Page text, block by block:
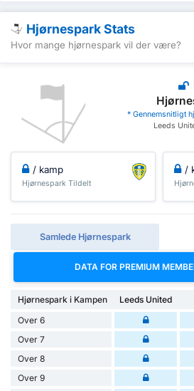
Hjørnespark Stats
Hvor mange hjørnespark vil der være?
* Gennemsnitligt
Leeds
/ kamp
Hjørnespark Tildelt
/
Samlede Hjørnespark
DATA FOR PREMIUM
Hjørnespark i Kampen Leeds United
Over 6
Over 7
Over 8
Over 9